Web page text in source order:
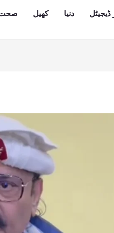
دنیا کھیل